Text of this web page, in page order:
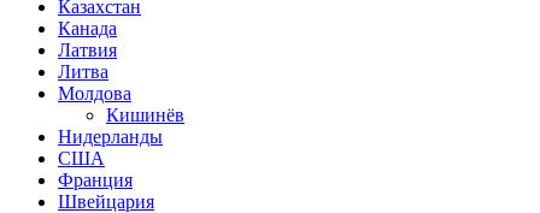
Казахстан
Канада
Латвия
Литва
Молдова
Кишинёв
Нидерланды
США
Франция
Швейцария